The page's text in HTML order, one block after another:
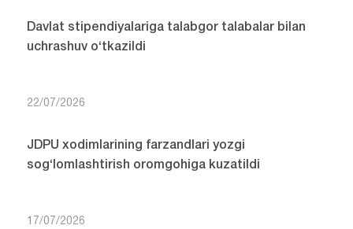
Davlat stipendiyalariga talabgor talabalar bilan
uchrashuv o‘tkazildi
22/07/2026
JDPU xodimlarining farzandlari yozgi
sog‘lomlashtirish oromgohiga kuzatildi
17/07/2026